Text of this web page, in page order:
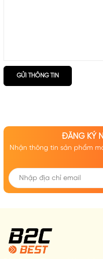
GỬI THÔNG TIN
ĐĂNG KÝ
Nhận thông tin sản phẩm